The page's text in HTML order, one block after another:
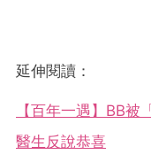
延伸閱讀：
【百年一遇】BB
醫生反說恭喜